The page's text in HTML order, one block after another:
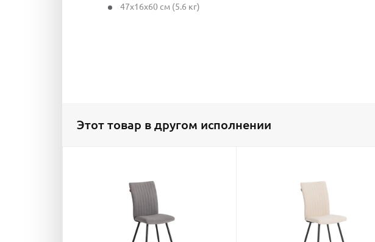
47x16x60 см (5.6 кг)
Этот товар в другом исполнении